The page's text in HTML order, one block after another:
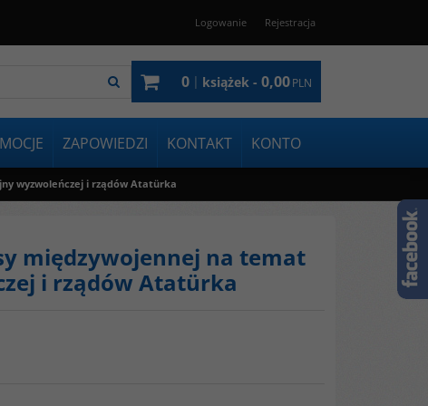
Logowanie Rejestracja
0 | książek - 0,00PLN
ZAPOWIEDZI KONTAKT KONTO
wyzwoleńczej i rządów Atatürka
międzywojennej na temat
i rządów Atatürka